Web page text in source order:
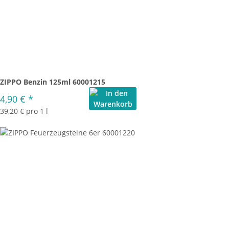
ZIPPO Benzin 125ml 60001215
4,90 € *
39,20 € pro 1 l